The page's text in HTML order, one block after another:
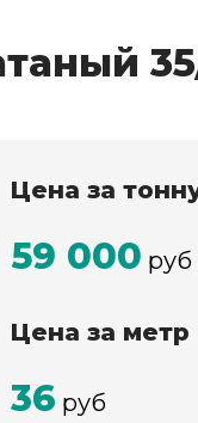
Цена за
59 000 руб
Цена за метр
36 руб